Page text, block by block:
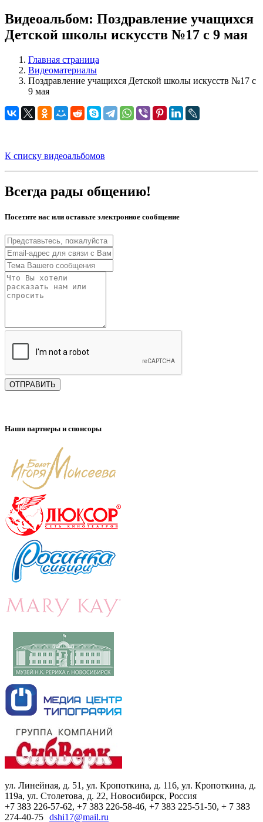
Видеоальбом: Поздравление учащихся
Детской школы искусств №17 с 9 мая
Главная страница
Видеоматериалы
Поздравление учащихся Детской школы искусств №17 с
9 мая
К списку видеоальбомов
Всегда рады общению!
Посетите нас или оставьте электронное сообщение
ОТПРАВИТЬ
Наши партнеры и спонсоры
ул. Линейная, д. 51, ул. Кропоткина, д. 116, ул. Кропоткина, д.
119а, ул. Столетова, д. 22, Новосибирск, Россия
+7 383 226-57-62, +7 383 226-58-46, +7 383 225-51-50, + 7 383
274-40-75 dshi17@mail.ru